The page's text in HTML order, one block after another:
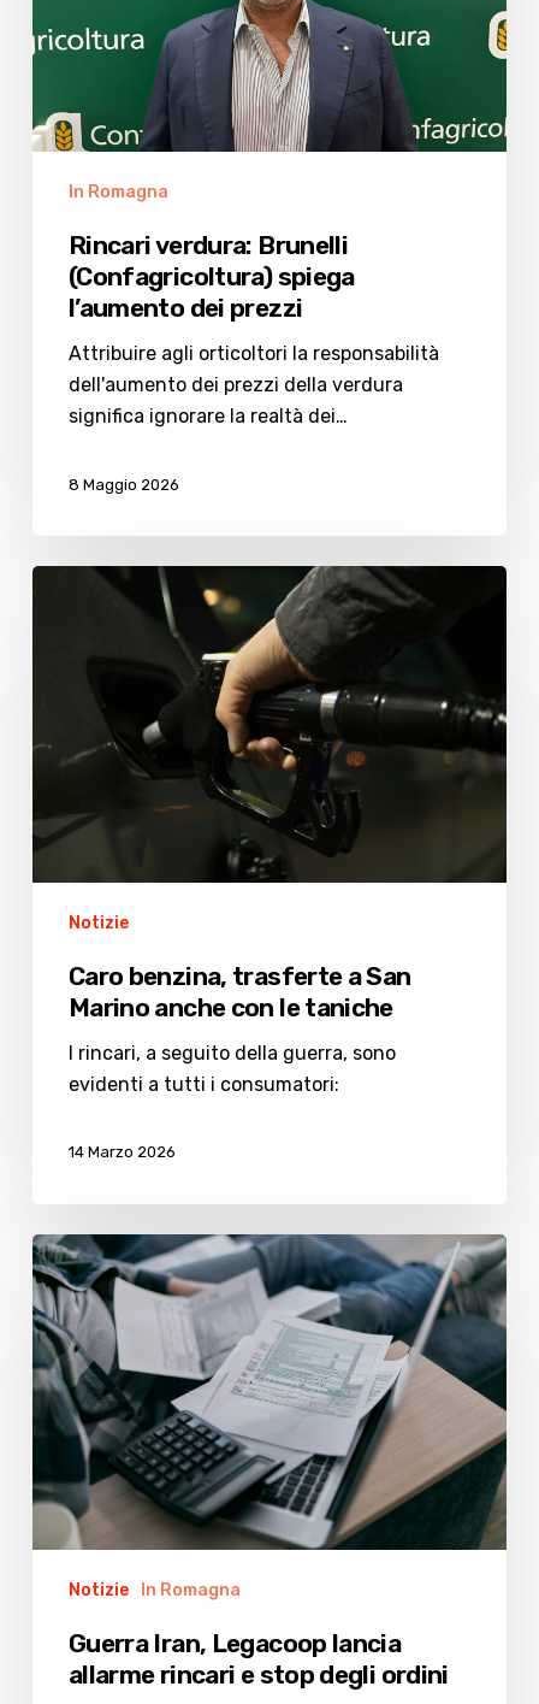
dei
prezzi
In Romagna
Rincari verdura: Brunelli
(Confagricoltura) spiega
l’aumento dei prezzi
Attribuire agli orticoltori la responsabilità
dell'aumento dei prezzi della verdura
significa ignorare la realtà dei…
8 Maggio 2026
San
anche
le
Notizie
Caro benzina, trasferte a San
Marino anche con le taniche
I rincari, a seguito della guerra, sono
evidenti a tutti i consumatori:
14 Marzo 2026
Guerra
Iran,
Legacoop
lancia
allarme
rincari
degli
ordini
Notizie In Romagna
Guerra Iran, Legacoop lancia
allarme rincari e stop degli ordini